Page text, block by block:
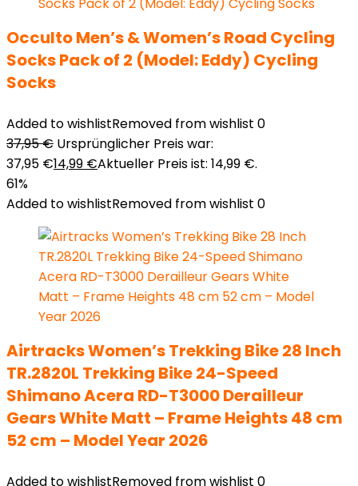
Occulto Men’s & Women’s Road Cycling
Socks Pack of 2 (Model: Eddy) Cycling
Socks
Added to wishlistRemoved from wishlist 0
37,95€ Ursprünglicher Preis war:
37,95 €14,99 €Aktueller Preis ist: 14,99 €.
61%
Added to wishlistRemoved from wishlist 0
Airtracks Women’s Trekking Bike 28 Inch
TR.2820L Trekking Bike 24-Speed
Shimano Acera RD-T3000 Derailleur
Gears White Matt – Frame Heights 48 cm
52 cm – Model Year 2026
Added to wishlistRemoved from wishlist 0